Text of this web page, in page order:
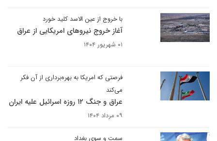
با خروج از عین الاسد کلید خورد
آغاز خروج نیروهای امریکایی از عراق
۰۱ شهریور ۱۴۰۴
فرصتی که امریکا به بهره‌برداری از آن فکر
می‌کند
عراق و جنگ ۱۲ روزه اسرائیل علیه ایران
۰۹ مرداد ۱۴۰۴
سمت و سوی بغداد